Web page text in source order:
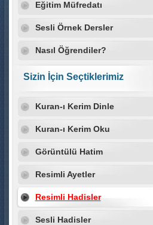
Eğitim Müfredatı
Sesli Örnek Dersler
Nasıl Öğrendiler?
Sizin İçin Seçtiklerimiz
Kuran-ı Kerim Dinle
Kuran-ı Kerim Oku
Görüntülü Hatim
Resimli Ayetler
Resimli Hadisler
Sesli Hadisler